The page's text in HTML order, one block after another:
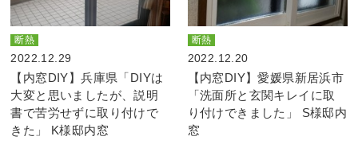
断熱
2022.12.29
【内窓DIY】兵庫県「DIYは
大変と思いましたが、説明
書で苦労せずに取り付けで
きた」 K様邸内窓
断熱
2022.12.20
【内窓DIY】愛媛県新居浜市
「洗面所と玄関キレイに取
り付けできました」 S様邸内
窓